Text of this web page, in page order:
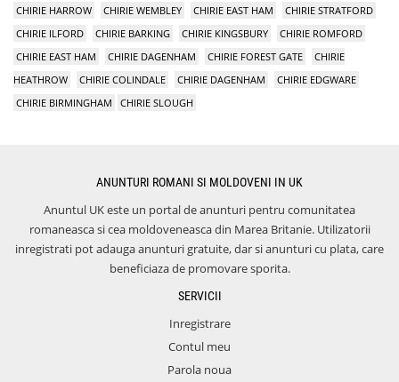
CHIRIE HARROW CHIRIE WEMBLEY CHIRIE EAST HAM
CHIRIE STRATFORD
CHIRIE ILFORD
CHIRIE BARKING CHIRIE KINGSBURY
CHIRIE ROMFORD
CHIRIE EAST HAM
CHIRIE DAGENHAM CHIRIE FOREST GATE
CHIRIE
HEATHROW
CHIRIE COLINDALE CHIRIE DAGENHAM
CHIRIE EDGWARE
CHIRIE BIRMINGHAM
CHIRIE SLOUGH
ANUNTURI ROMANI SI MOLDOVENI IN UK
Anuntul UK este un portal de anunturi pentru comunitatea
romaneasca si cea moldoveneasca din Marea Britanie. Utilizatorii
inregistrati pot adauga anunturi gratuite, dar si anunturi cu plata, care
beneficiaza de promovare sporita.
SERVICII
Inregistrare
Contul meu
Parola noua